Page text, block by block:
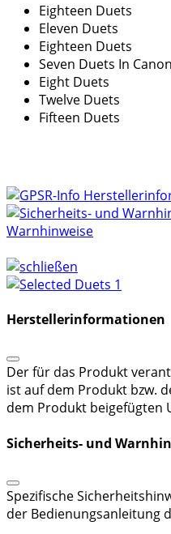
Eighteen Duets
Eleven Duets
Eighteen Duets
Seven Duets In
Eight Duets
Twelve Duets
Fifteen Duets
Warnhinweise
Herstellerinformationen
Der für das Produkt
ist auf dem Produkt bzw.
dem Produkt beigefügten
Sicherheits- und
Spezifische
der Bedienungsanleitung